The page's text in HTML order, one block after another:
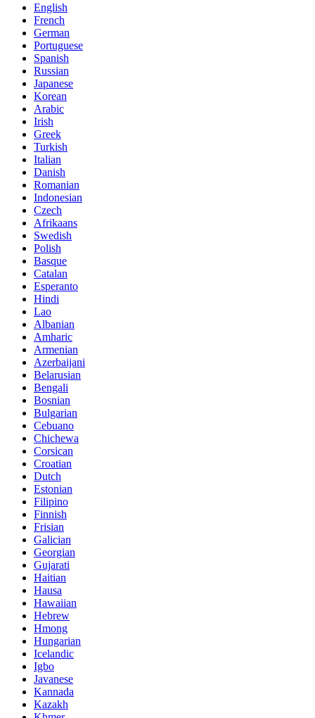
English
French
German
Portuguese
Spanish
Russian
Japanese
Korean
Arabic
Irish
Greek
Turkish
Italian
Danish
Romanian
Indonesian
Czech
Afrikaans
Swedish
Polish
Basque
Catalan
Esperanto
Hindi
Lao
Albanian
Amharic
Armenian
Azerbaijani
Belarusian
Bengali
Bosnian
Bulgarian
Cebuano
Chichewa
Corsican
Croatian
Dutch
Estonian
Filipino
Finnish
Frisian
Galician
Georgian
Gujarati
Haitian
Hausa
Hawaiian
Hebrew
Hmong
Hungarian
Icelandic
Igbo
Javanese
Kannada
Kazakh